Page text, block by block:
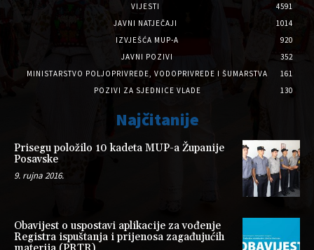
VIJESTI
4591
JAVNI NATJEČAJI
1014
IZVJEŠĆA MUP-A
920
JAVNI POZIVI
352
MINISTARSTVO POLJOPRIVREDE, VODOPRIVREDE I ŠUMARSTVA
161
POZIVI ZA SJEDNICE VLADE
130
Najčitanije
Prisegu položilo 10 kadeta MUP-a Županije
Posavske
9. rujna 2016.
Obavijest o uspostavi aplikacije za vođenje
Registra ispuštanja i prijenosa zagađujućih